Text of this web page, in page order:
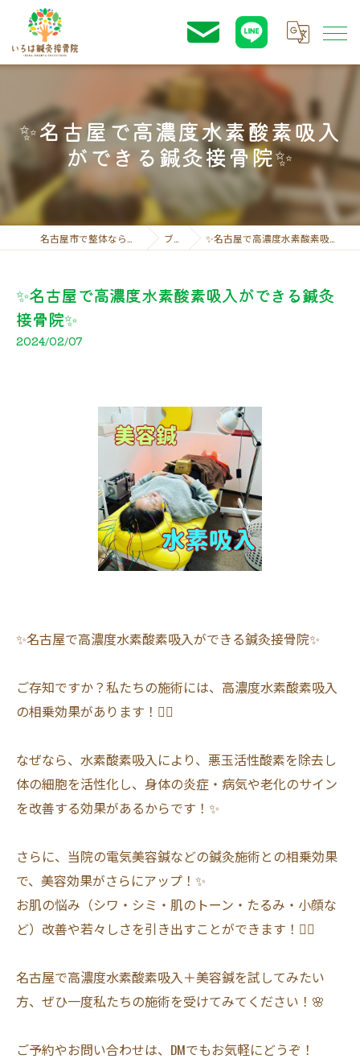
✨名古屋で高濃度水素酸素吸入
ができる鍼灸接骨院✨
ブログ ✨名古屋で高濃度水素酸素吸入ができる鍼灸接骨院✨
✨名古屋で高濃度水素酸素吸入ができる鍼灸
接骨院✨
2024/02/07
✨名古屋で高濃度水素酸素吸入ができる鍼灸接骨院✨
ご存知ですか？私たちの施術には、高濃度水素酸素吸入
の相乗効果があります！💆‍♀️
なぜなら、水素酸素吸入により、悪玉活性酸素を除去し
体の細胞を活性化し、身体の炎症・病気や老化のサイン
を改善する効果があるからです！✨
さらに、当院の電気美容鍼などの鍼灸施術との相乗効果
で、美容効果がさらにアップ！✨
お肌の悩み（シワ・シミ・肌のトーン・たるみ・小顔な
ど）改善や若々しさを引き出すことができます！🙆‍♀️
名古屋で高濃度水素酸素吸入＋美容鍼を試してみたい
方、ぜひ一度私たちの施術を受けてみてください！🌸
ご予約やお問い合わせは、DMでもお気軽にどうぞ！